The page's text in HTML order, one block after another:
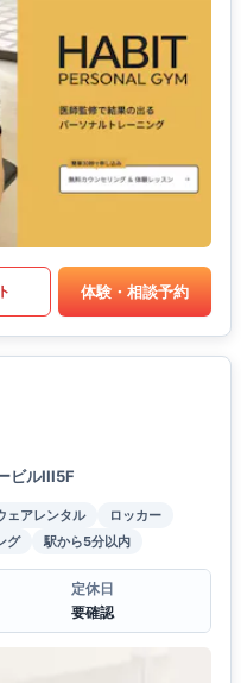
体験・相談予約
ビルIII5F
ェアレンタル
ロッカー
グ 駅から5分以内
定休日
要確認